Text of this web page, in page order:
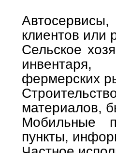
клиентов или
Сельское
фермерских
материалов,
Мобильные
пункты,